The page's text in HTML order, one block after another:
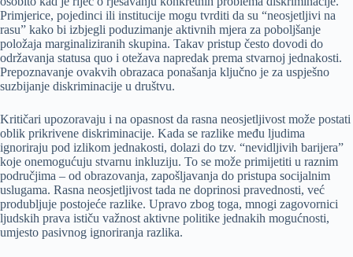
Primjerice, pojedinci ili institucije mogu tvrditi da su “neosjetljivi na
rasu” kako bi izbjegli poduzimanje aktivnih mjera za poboljšanje
položaja marginaliziranih skupina. Takav pristup često dovodi do
održavanja statusa quo i otežava napredak prema stvarnoj jednakosti.
Prepoznavanje ovakvih obrazaca ponašanja ključno je za uspješno
suzbijanje diskriminacije u društvu.
Kritičari upozoravaju i na opasnost da rasna neosjetljivost može postati
oblik prikrivene diskriminacije. Kada se razlike među ljudima
ignoriraju pod izlikom jednakosti, dolazi do tzv. “nevidljivih barijera”
koje onemogućuju stvarnu inkluziju. To se može primijetiti u raznim
područjima – od obrazovanja, zapošljavanja do pristupa socijalnim
uslugama. Rasna neosjetljivost tada ne doprinosi pravednosti, već
produbljuje postojeće razlike. Upravo zbog toga, mnogi zagovornici
ljudskih prava ističu važnost aktivne politike jednakih mogućnosti,
umjesto pasivnog ignoriranja razlika.